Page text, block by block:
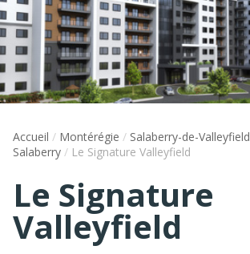
Accueil / Montérégie / Salaberry-de-Valleyfield
Salaberry / Le Signature Valleyfield
Le Signature
Valleyfield